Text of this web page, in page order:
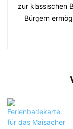
zur klassischen
Bürgern